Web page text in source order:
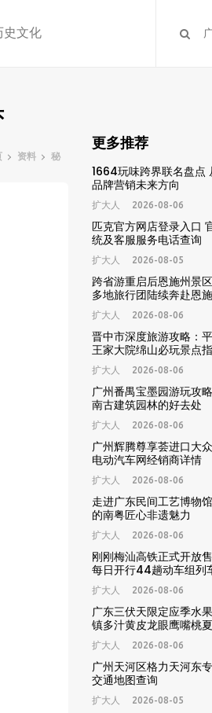
史文化
资料 秘
更多推荐
1664玩味跨界联名盘点
品牌营销未来方向
扩大人 2026-08-06
匹克官方网店登录入口
统及客服服务电话查询
扩大人 2026-08-05
跨省游重启后恩施州景
多地旅行团陆续奔赴恩施
扩大人 2026-08-06
晋中市深度旅游攻略：
王家大院绵山必玩景点
扩大人 2026-08-06
广州番禺宝墨园游玩攻
南古建筑园林的好去处
扩大人 2026-08-06
广州辉腾尊享荟进口大
电动汽车网经销商详情
扩大人 2026-08-06
走进广东民间工艺博物
的南粤匠心非遗魅力
扩大人 2026-08-06
刚刚梅汕高铁正式开放
每日开行44趟动车组列
扩大人 2026-08-06
广东三伏天限定应季水
镇多汁黄皮龙眼鹰嘴桃
扩大人 2026-08-06
广州天河区格力天河东
交通地图查询
扩大人 2026-08-05